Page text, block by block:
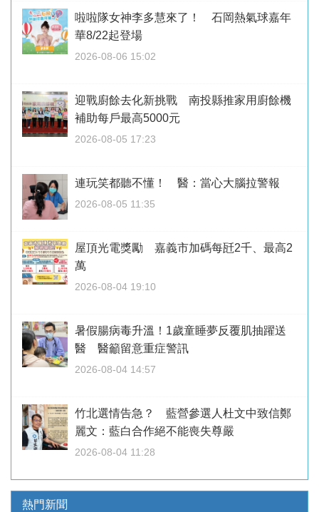
啦啦隊女神李多慧來了！ 石岡熱氣球嘉年
華8/22起登場
2026-08-06 15:02
迎戰廚餘去化新挑戰 南投縣推家用廚餘機
補助每戶最高5000元
2026-08-05 17:23
連玩笑都聽不懂！ 醫：當心大腦拉警報
2026-08-05 11:35
屋頂光電獎勵 嘉義市加碼每瓩2千、最高2
萬
2026-08-04 19:10
暑假腸病毒升溫！1歲童睡夢反覆肌抽躍送
醫 醫籲留意重症警訊
2026-08-04 14:57
竹北選情告急？ 藍營參選人杜文中致信鄭
麗文：藍白合作絕不能喪失尊嚴
2026-08-04 11:28
熱門新聞